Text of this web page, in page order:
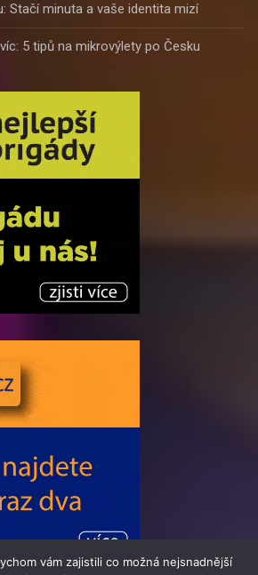
Stačí minuta a vaše identita mizí
5 tipů na mikrovýlety po Česku
vám zajistili co možná nejsnadnější